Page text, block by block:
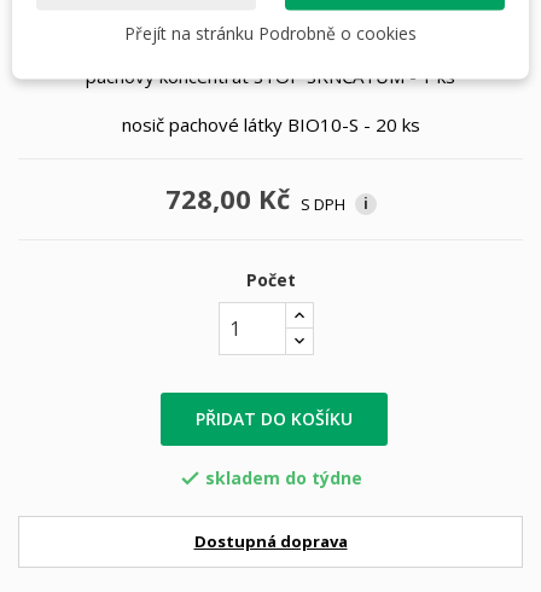
Sada obsahuje:
pachový koncentrát STOP SRNČATŮM - 1 ks
nosič pachové látky BIO10-S - 20 ks
728,00 Kč S DPH i
Počet
PŘIDAT DO KOŠÍKU
 skladem do týdne
Dostupná doprava
Přejít na stránku Podrobně o cookies